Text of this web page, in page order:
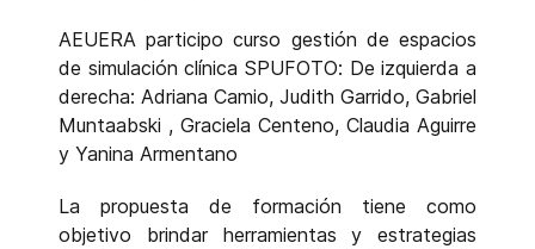
AEUERA participo curso gestión de espacios
de simulación clínica SPUFOTO: De izquierda a
derecha: Adriana Camio, Judith Garrido, Gabriel
Muntaabski , Graciela Centeno, Claudia Aguirre
y Yanina Armentano
La propuesta de formación tiene como
objetivo brindar herramientas y estrategias